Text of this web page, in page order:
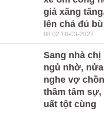
giá xăng
lên chả đủ bù
08:02 18-03-2022
Sang nhà chị
ngủ nhờ,
nghe vợ
thầm tâm sự,
uất tột cùng